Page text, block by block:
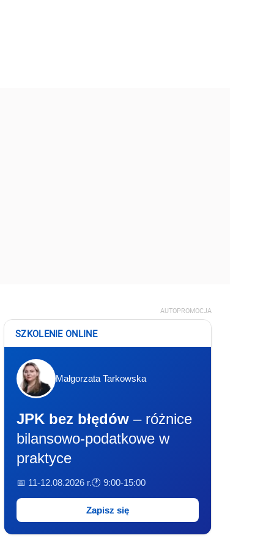
AUTOPROMOCJA
SZKOLENIE ONLINE
Małgorzata Tarkowska
JPK bez błędów – różnice
bilansowo-podatkowe w
praktyce
📅 11-12.08.2026 r.🕐 9:00-15:00
Zapisz się